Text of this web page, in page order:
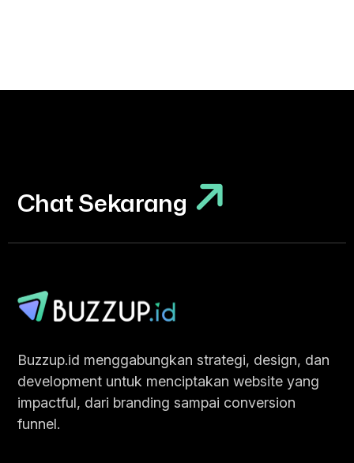
Chat Sekarang
Chat Sekarang
Buzzup.id menggabungkan strategi, design, dan
development untuk menciptakan website yang
impactful, dari branding sampai conversion
funnel.